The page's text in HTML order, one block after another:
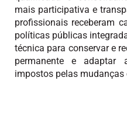
mais participativa e
profissionais receberam
políticas públicas
técnica para conservar e
permanente e adaptar
impostos pelas mudanças